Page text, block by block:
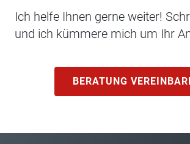
Ich helfe Ihnen gerne weiter!
und ich kümmere mich um Ihr
BERATUNG